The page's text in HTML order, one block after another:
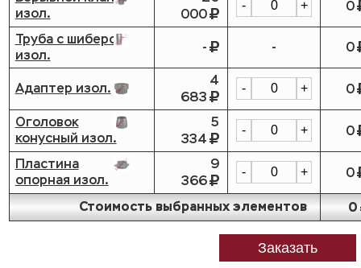
изол.
000
- + 0
Труба с шибером
изол.
- - 0
Адаптер изол.
4
683
- + 0
Оголовок
конусный изол.
5
334
- + 0
Пластина
опорная изол.
9
366
- + 0
Стоимость выбранных элементов 0
Заказать